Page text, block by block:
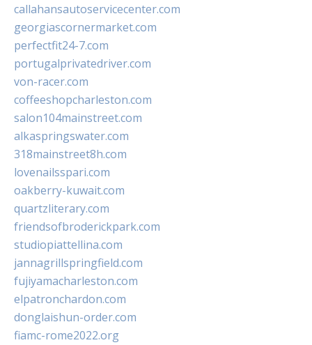
callahansautoservicecenter.com
georgiascornermarket.com
perfectfit24-7.com
portugalprivatedriver.com
von-racer.com
coffeeshopcharleston.com
salon104mainstreet.com
alkaspringswater.com
318mainstreet8h.com
lovenailsspari.com
oakberry-kuwait.com
quartzliterary.com
friendsofbroderickpark.com
studiopiattellina.com
jannagrillspringfield.com
fujiyamacharleston.com
elpatronchardon.com
donglaishun-order.com
fiamc-rome2022.org